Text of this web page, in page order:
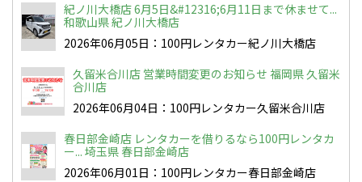
紀ノ川大橋店 6月5日&#12316;6月11日まで休ませて...
和歌山県 紀ノ川大橋店
2026年06月05日：100円レンタカー紀ノ川大橋店
久留米合川店 営業時間変更のお知らせ 福岡県 久留米
合川店
2026年06月04日：100円レンタカー久留米合川店
春日部金崎店 レンタカーを借りるなら100円レンタカ
ー... 埼玉県 春日部金崎店
2026年06月01日：100円レンタカー春日部金崎店